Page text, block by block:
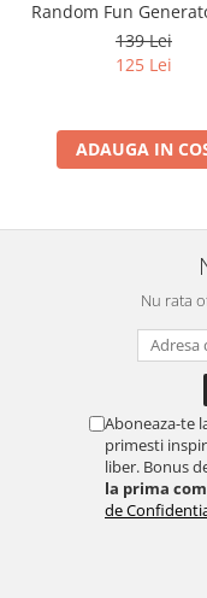
Random Fun
139 Lei
125 Lei
ADAUGA IN
Nu rata
Aboneaza-te
primesti
liber. Bonus
la prima
de